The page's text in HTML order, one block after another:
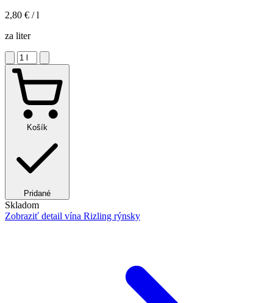
2,80 € / l
za liter
Košík
Pridané
Skladom
Zobraziť detail vína Rizling rýnsky